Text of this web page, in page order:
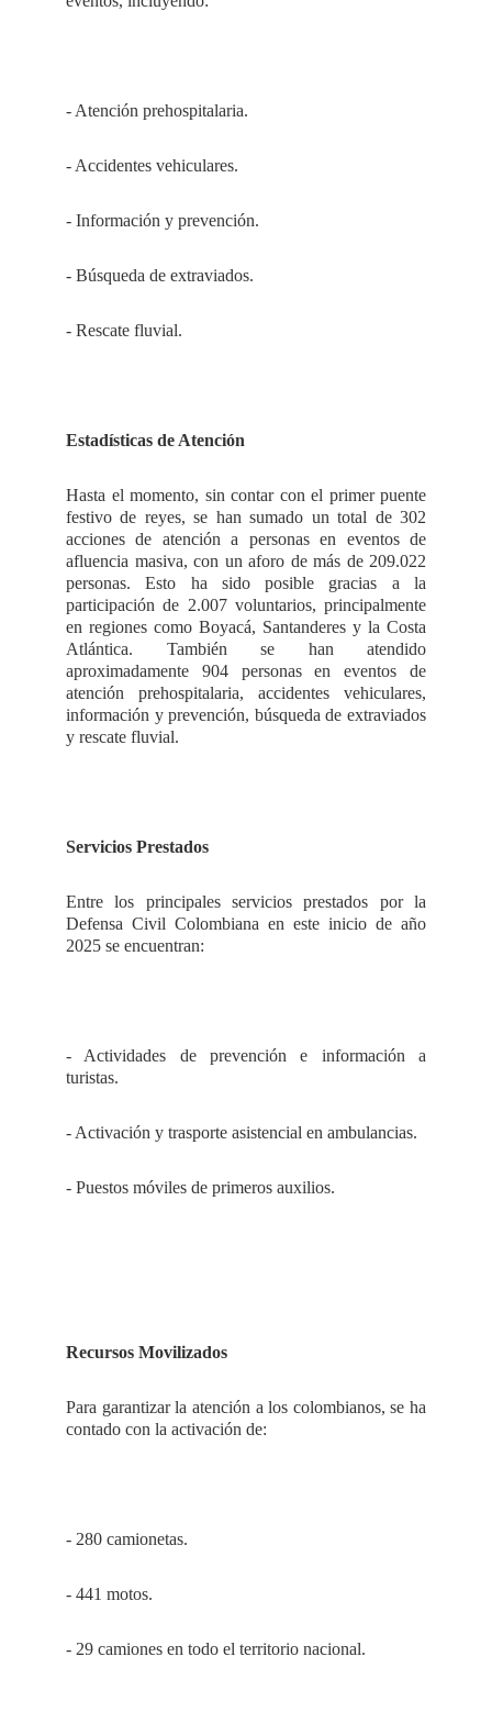
- Atención prehospitalaria.
- Accidentes vehiculares.
- Información y prevención.
- Búsqueda de extraviados.
- Rescate fluvial.
Estadísticas de Atención
Hasta el momento, sin contar con el primer puente
festivo de reyes, se han sumado un total de 302
acciones de atención a personas en eventos de
afluencia masiva, con un aforo de más de 209.022
personas. Esto ha sido posible gracias a la
participación de 2.007 voluntarios, principalmente
en regiones como Boyacá, Santanderes y la Costa
Atlántica. También se han atendido
aproximadamente 904 personas en eventos de
atención prehospitalaria, accidentes vehiculares,
información y prevención, búsqueda de extraviados
y rescate fluvial.
Servicios Prestados
Entre los principales servicios prestados por la
Defensa Civil Colombiana en este inicio de año
2025 se encuentran:
- Actividades de prevención e información a
turistas.
- Activación y trasporte asistencial en ambulancias.
- Puestos móviles de primeros auxilios.
Recursos Movilizados
Para garantizar la atención a los colombianos, se ha
contado con la activación de:
- 280 camionetas.
- 441 motos.
- 29 camiones en todo el territorio nacional.